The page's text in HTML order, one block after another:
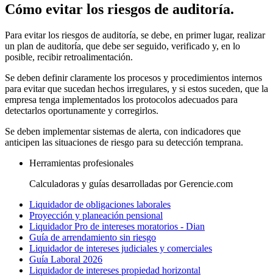
Cómo evitar los riesgos de auditoría.
Para evitar los riesgos de auditoría, se debe, en primer lugar, realizar
un plan de auditoría, que debe ser seguido, verificado y, en lo
posible, recibir retroalimentación.
Se deben definir claramente los procesos y procedimientos internos
para evitar que sucedan hechos irregulares, y si estos suceden, que la
empresa tenga implementados los protocolos adecuados para
detectarlos oportunamente y corregirlos.
Se deben implementar sistemas de alerta, con indicadores que
anticipen las situaciones de riesgo para su detección temprana.
Herramientas profesionales
Calculadoras y guías desarrolladas por Gerencie.com
Liquidador de obligaciones laborales
Proyección y planeación pensional
Liquidador Pro de intereses moratorios - Dian
Guía de arrendamiento sin riesgo
Liquidador de intereses judiciales y comerciales
Guía Laboral 2026
Liquidador de intereses propiedad horizontal